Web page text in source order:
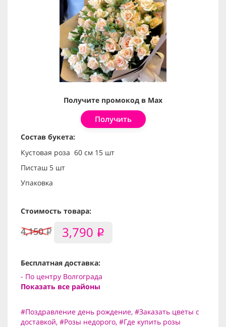
Получите промокод в Max
Получить
Состав букета:
Кустовая роза 60 см 15 шт
Писташ 5 шт
Упаковка
Стоимость товара:
4,150i 3,790 i
Бесплатная доставка:
- По центру Волгограда
Показать все районы
#Поздравление день рождение, #Заказать цветы с
доставкой, #Розы недорого, #Где купить розы